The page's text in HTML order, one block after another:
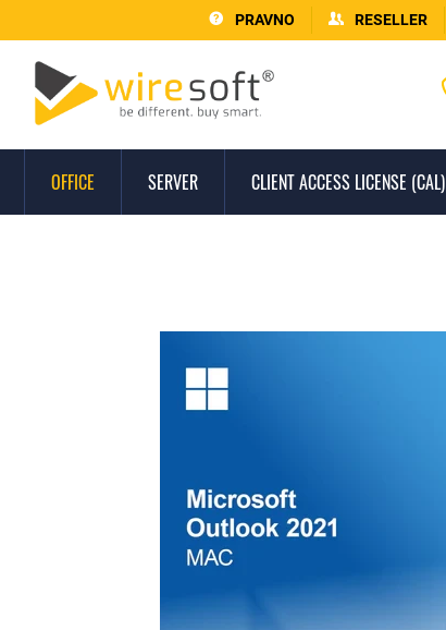
PRAVNO RESELLER
OFFICE SERVER CLIENT ACCESS LICENSE (CAL)